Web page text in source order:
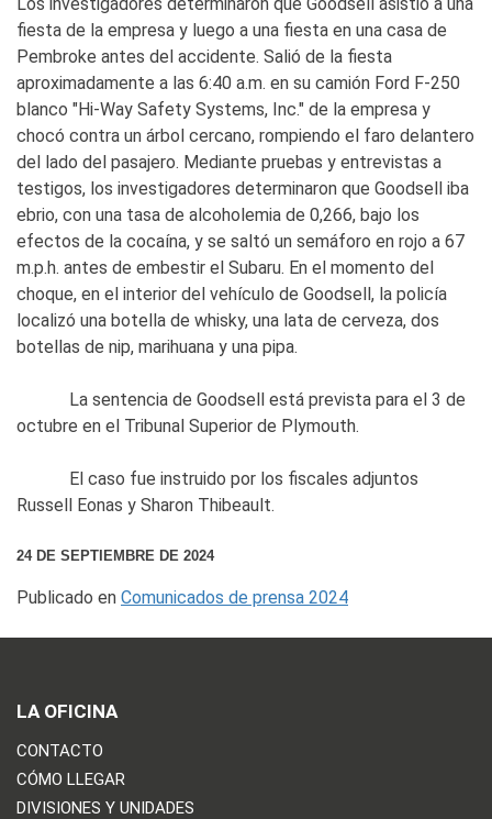
fiesta de la empresa y luego a una fiesta en una casa de
Pembroke antes del accidente. Salió de la fiesta
aproximadamente a las 6:40 a.m. en su camión Ford F-250
blanco "Hi-Way Safety Systems, Inc." de la empresa y
chocó contra un árbol cercano, rompiendo el faro delantero
del lado del pasajero. Mediante pruebas y entrevistas a
testigos, los investigadores determinaron que Goodsell iba
ebrio, con una tasa de alcoholemia de 0,266, bajo los
efectos de la cocaína, y se saltó un semáforo en rojo a 67
m.p.h. antes de embestir el Subaru. En el momento del
choque, en el interior del vehículo de Goodsell, la policía
localizó una botella de whisky, una lata de cerveza, dos
botellas de nip, marihuana y una pipa.
La sentencia de Goodsell está prevista para el 3 de
octubre en el Tribunal Superior de Plymouth.
El caso fue instruido por los fiscales adjuntos
Russell Eonas y Sharon Thibeault.
24 DE SEPTIEMBRE DE 2024
Publicado en Comunicados de prensa 2024
LA OFICINA
CONTACTO
CÓMO LLEGAR
DIVISIONES Y UNIDADES